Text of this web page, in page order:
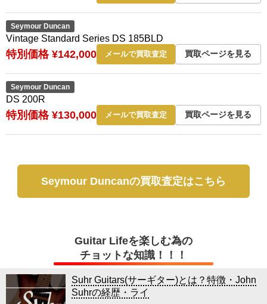
Seymour Duncan
Vintage Standard Series DS 185BLD
特別価格 ¥142,000 メールで買取査定 買取ページを見る
Seymour Duncan
DS 200R
特別価格 ¥130,000 メールで買取査定 買取ページを見る
Seymour Duncanの買取査定はこちら
Guitar Lifeを楽しむ為の
チョットな知識！！！
Suhr Guitars(サーギター)とは？特徴・John
Suhrの経歴・ライ